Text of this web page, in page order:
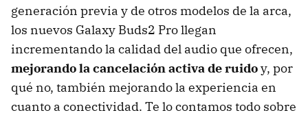
generación previa y de otros modelos de la arca,
los nuevos Galaxy Buds2 Pro llegan
incrementando la calidad del audio que ofrecen,
mejorando la cancelación activa de ruidoy, por
qué no, también mejorando la experiencia en
cuanto a conectividad. Te lo contamos todo sobre